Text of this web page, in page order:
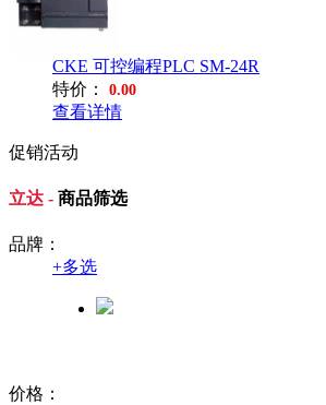
CKE 可控编程PLC SM-24R
特价：
0.00
查看详情
促销活动
立达 - 商品筛选
品牌：
+多选
价格：